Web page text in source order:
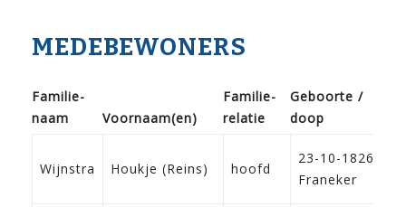
MEDEBEWONERS
Familie­
naam
Voor­naam(en)
Familie­
relatie
Geboorte /
doop
Wijnstra Houkje (Reins) hoofd
23-10-1826
Franeker